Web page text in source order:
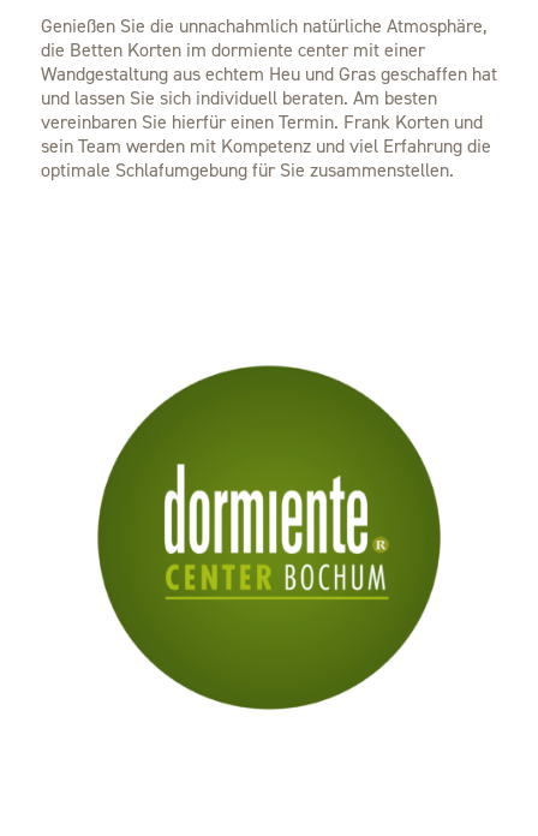
Genießen Sie die unnachahmlich natürliche Atmosphäre,
die Betten Korten im dormiente center mit einer
Wandgestaltung aus echtem Heu und Gras geschaffen hat
und lassen Sie sich individuell beraten. Am besten
vereinbaren Sie hierfür einen Termin. Frank Korten und
sein Team werden mit Kompetenz und viel Erfahrung die
optimale Schlafumgebung für Sie zusammenstellen.